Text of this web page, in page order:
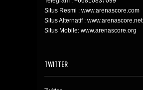
Situs Resmi : www.arenascore.com
Situs Alternatif : www.arenascore.net
Situs Mobile: www.arenascore.org
TWITTER